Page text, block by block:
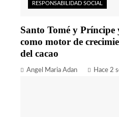
RESPONSABILIDAD SOCIAL
Santo Tomé y
como motor de
del cacao
Angel Maria Adan Hace 2